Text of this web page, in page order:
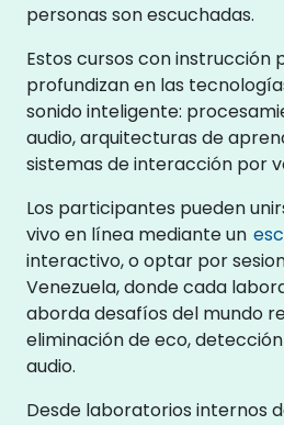
personas son escuchadas.
Estos cursos con instrucción
profundizan en las
sonido inteligente:
audio, arquitecturas de
sistemas de interacción por
Los participantes pueden
vivo en línea mediante un
interactivo, o optar por
Venezuela, donde cada
aborda desafíos del mundo
eliminación de eco,
audio.
Desde laboratorios internos